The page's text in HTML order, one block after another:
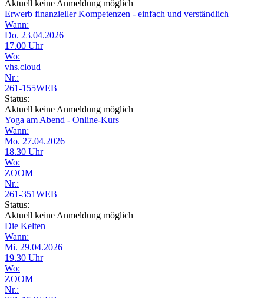
Aktuell keine Anmeldung möglich
Erwerb finanzieller Kompetenzen - einfach und verständlich
Wann:
Do. 23.04.2026
17.00 Uhr
Wo:
vhs.cloud
Nr.:
261-155WEB
Status:
Aktuell keine Anmeldung möglich
Yoga am Abend - Online-Kurs
Wann:
Mo. 27.04.2026
18.30 Uhr
Wo:
ZOOM
Nr.:
261-351WEB
Status:
Aktuell keine Anmeldung möglich
Die Kelten
Wann:
Mi. 29.04.2026
19.30 Uhr
Wo:
ZOOM
Nr.: